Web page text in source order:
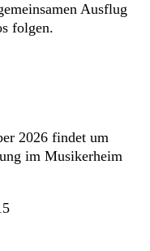
Ausflug
folgen.
2026 findet um
im Musikerheim